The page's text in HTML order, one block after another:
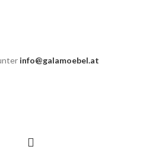
info@galamoebel.at